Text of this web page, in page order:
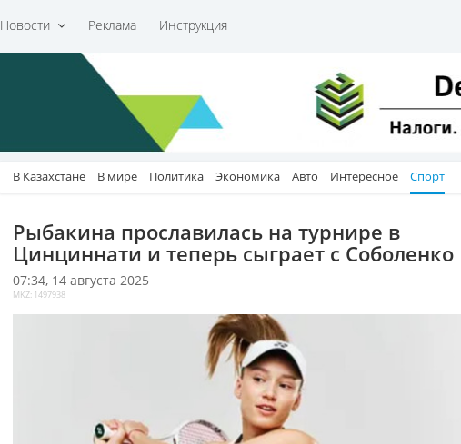
Новости Реклама Инструкция
В Казахстане В мире Политика Экономика Авто Интересное Спорт
Рыбакина прославилась на турнире в
Цинциннати и теперь сыграет с Соболенко
07:34, 14 августа 2025
MKZ: 1497938